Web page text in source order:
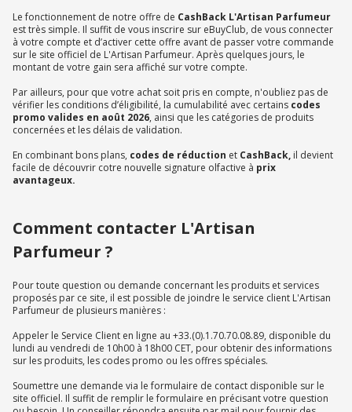
Le fonctionnement de notre offre de CashBack L'Artisan Parfumeur
est très simple. Il suffit de vous inscrire sur eBuyClub, de vous connecter
à votre compte et d’activer cette offre avant de passer votre commande
sur le site officiel de L'Artisan Parfumeur. Après quelques jours, le
montant de votre gain sera affiché sur votre compte.
Par ailleurs, pour que votre achat soit pris en compte, n'oubliez pas de
vérifier les conditions d’éligibilité, la cumulabilité avec certains codes
promo valides en août 2026, ainsi que les catégories de produits
concernées et les délais de validation.
En combinant bons plans, codes de réduction et CashBack, il devient
facile de découvrir cotre nouvelle signature olfactive à prix
avantageux.
Comment contacter L'Artisan
Parfumeur ?
Pour toute question ou demande concernant les produits et services
proposés par ce site, il est possible de joindre le service client L'Artisan
Parfumeur de plusieurs manières :
Appeler le Service Client en ligne au +33.(0).1.70.70.08.89, disponible du
lundi au vendredi de 10h00 à 18h00 CET, pour obtenir des informations
sur les produits, les codes promo ou les offres spéciales.
Soumettre une demande via le formulaire de contact disponible sur le
site officiel. Il suffit de remplir le formulaire en précisant votre question